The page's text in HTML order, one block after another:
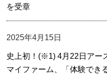
を受章
2025年4月15日
史上初！(※1) 4月22日アー
マイファーム、「体験でき